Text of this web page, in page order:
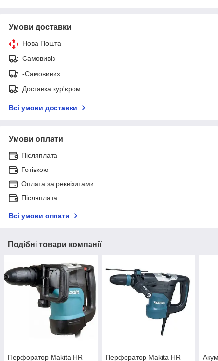
Умови доставки
Нова Пошта
Самовивіз
-Самовивиз
Доставка кур'єром
Всі умови доставки
Умови оплати
Післяплата
Готівкою
Оплата за реквізитами
Післяплата
Всі умови оплати
Подібні товари компанії
Перфоратор Makita HR
Перфоратор Makita HR